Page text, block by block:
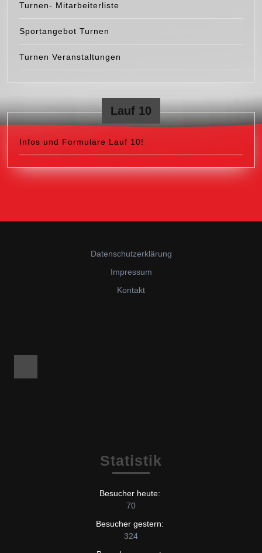
Turnen- Mitarbeiterliste
Sportangebot Turnen
Turnen Veranstaltungen
Lauf 10
Infos und Formulare Lauf 10!
Datenschutzerklärung
Impressum
Kontakt
Statistik
Besucher heute:
70
Besucher gestern:
324